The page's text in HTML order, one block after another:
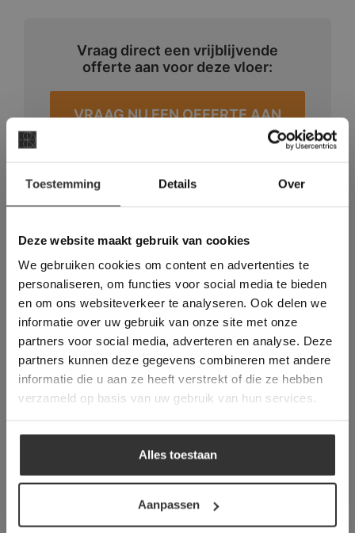
Toestemming Details Over
Deze website maakt gebruik van cookies
We gebruiken cookies om content en advertenties te
personaliseren, om functies voor social media te bieden
en om ons websiteverkeer te analyseren. Ook delen we
informatie over uw gebruik van onze site met onze
partners voor social media, adverteren en analyse. Deze
partners kunnen deze gegevens combineren met andere
informatie die u aan ze heeft verstrekt of die ze hebben
verzameld op basis van uw gebruik van hun services.
Alles toestaan
Aanpassen
Vraag direct een vrijblijvende
offerte aan voor deze vloer:
VRAAG NU EEN OFFERTE AAN
Vraag direct een
vrijblijvende offerte aan:
denken met u mee, maken een prijs op
basis van het leveradres en eventueel is
een prijs voor het legwerk ook direct op
Deze website maakt
gebruik van cookies.
This Cookie Banner was deleted and is no
longer working. Please contact the website
administrator.
Deze website gebruikt cookies om de
gebruikerservaring te verbeteren. Door
gebruik te maken van onze website geeft u
toestemming voor alle cookies in
overeenstemming met ons cookiebeleid.Lees
verder
ALLES ACCEPTEREN
ALLES AFWIJZEN
DETAILS WEERGEVEN